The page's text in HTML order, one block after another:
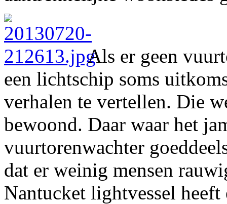
Als er geen
een lichtschip soms
verhalen te vertellen. Die
bewoond. Daar waar het
vuurtorenwachter
dat er weinig mensen
Nantucket lightvessel